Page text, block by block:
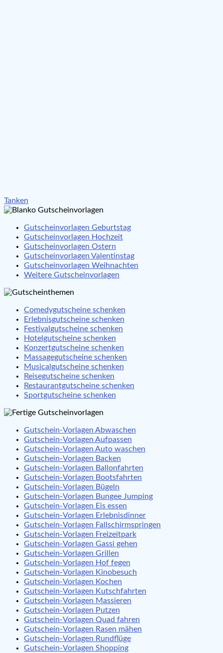
Beitragsnavigation
Tanken
Gutscheinvorlagen Geburtstag
Gutscheinvorlagen Hochzeit
Gutscheinvorlagen Ostern
Gutscheinvorlagen Valentinstag
Gutscheinvorlagen Weihnachten
Weitere Gutscheinvorlagen
Comedygutscheine schenken
Erlebnisgutscheine schenken
Festivalgutscheine schenken
Hotelgutscheine schenken
Konzertgutscheine schenken
Massagegutscheine schenken
Musicalgutscheine schenken
Reisegutscheine schenken
Restaurantgutscheine schenken
Sportgutscheine schenken
Gutschein-Vorlagen Abwaschen
Gutschein-Vorlagen Aufpassen
Gutschein-Vorlagen Auto waschen
Gutschein-Vorlagen Backen
Gutschein-Vorlagen Ballonfahrten
Gutschein-Vorlagen Bootsfahrten
Gutschein-Vorlagen Bügeln
Gutschein-Vorlagen Bungee Jumping
Gutschein-Vorlagen Eis essen
Gutschein-Vorlagen Erlebnisdinner
Gutschein-Vorlagen Fallschirmspringen
Gutschein-Vorlagen Freizeitpark
Gutschein-Vorlagen Gassi gehen
Gutschein-Vorlagen Grillen
Gutschein-Vorlagen Hof fegen
Gutschein-Vorlagen Kinobesuch
Gutschein-Vorlagen Kochen
Gutschein-Vorlagen Kutschfahrten
Gutschein-Vorlagen Massieren
Gutschein-Vorlagen Putzen
Gutschein-Vorlagen Quad fahren
Gutschein-Vorlagen Rasen mähen
Gutschein-Vorlagen Rundflüge
Gutschein-Vorlagen Shopping